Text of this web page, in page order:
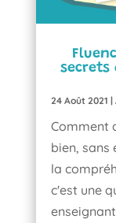
secrets
24 Août 2021 |
Comment
bien, sans
la
c'est une